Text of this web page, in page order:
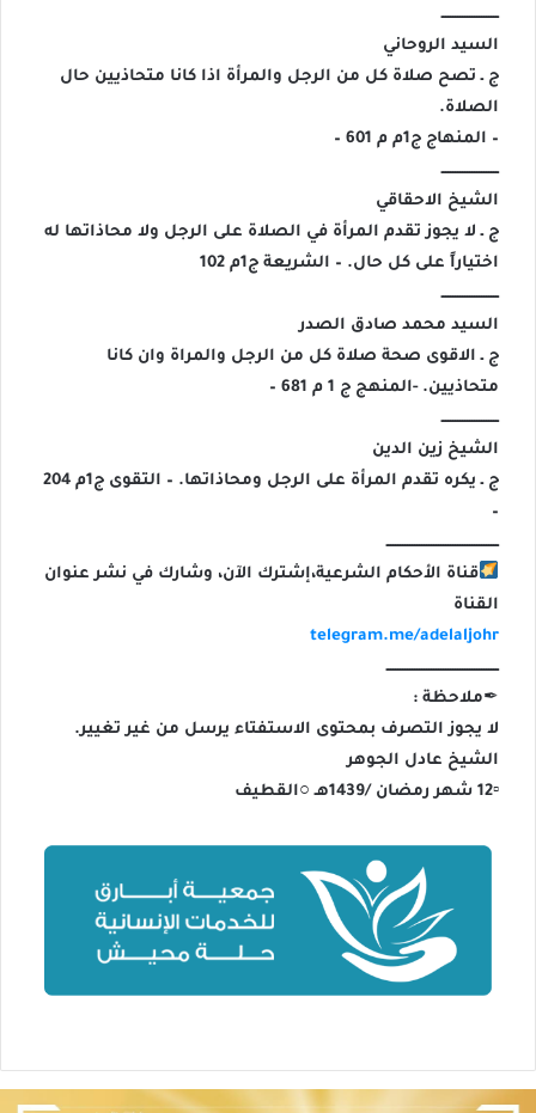
ــــــــــــــــــــــــ
السيد الروحاني
ج ـ تصح صلاة كل من الرجل والمرأة اذا كانا متحاذيين حال
الصلاة.
– المنهاج ج1م م 601 –
ــــــــــــــــــــــــ
الشيخ الاحقاقي
ج ـ لا يجوز تقدم المرأة في الصلاة على الرجل ولا محاذاتها له
اختياراً على كل حال. – الشريعة ج1م 102
ــــــــــــــــــــــــ
السيد محمد صادق الصدر
ج ـ الاقوى صحة صلاة كل من الرجل والمراة وان كانا
متحاذيين. -المنهج ج 1 م 681 –
ــــــــــــــــــــــــ
الشيخ زين الدين
ج ـ يكره تقدم المرأة على الرجل ومحاذاتها. – التقوى ج1م 204
–
ـــــــــــــــــــــــــــــــــــــــــــــــ
قناة الأحكام الشرعية،إشترك الآن، وشارك في نشر عنوان
القناة
telegram.me/adelaljohr
ـــــــــــــــــــــــــــــــــــــــــــــــ
✒ملاحظة :
لا يجوز التصرف بمحتوى الاستفتاء يرسل من غير تغيير.
الشيخ عادل الجوهر
▫12 شهر رمضان /1439هـ ○القطيف